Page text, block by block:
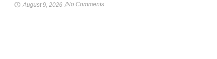
August 9, 2026 /No Comments